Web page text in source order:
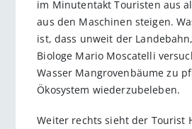
im Minutentakt Touristen aus
aus den Maschinen steigen.
ist, dass unweit der
Biologe Mario Moscatelli
Wasser Mangrovenbäume zu
Ökosystem wiederzubeleben.
Weiter rechts sieht der Tourist